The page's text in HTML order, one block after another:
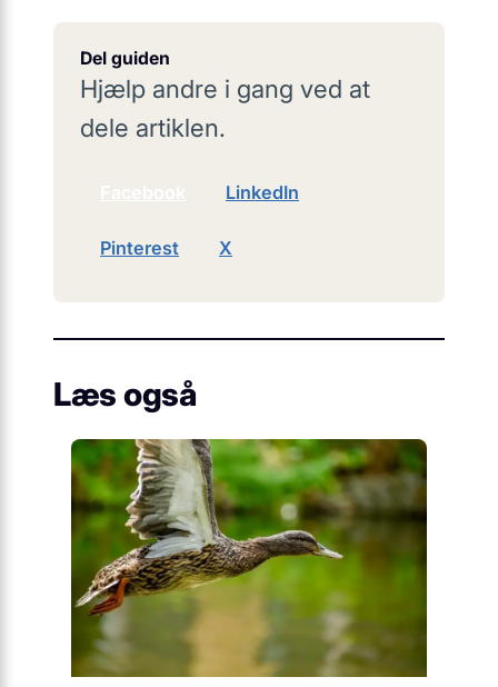
Del guiden
Hjælp andre i gang ved at
dele artiklen.
LinkedIn
Pinterest X
Læs også